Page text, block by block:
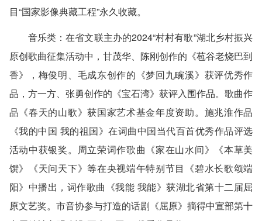
目“国家影像典藏工程”永久收藏。
音乐类 ：在省文联主办的2024“村村有歌”湖北乡村振兴
原创歌曲征集活动中，甘茂华、陈刚创作的《苞谷老烧巴到
香》，梅俊明、毛成东创作的《梦回九畹溪》获评优秀作
品，方一方、张勇创作的《宝石湾》获评入围作品。歌曲作
品《春天的山歌》获国家艺术基金年度资助。施兆淮作品
《我的中国 我的祖国》在词曲中国当代百首优秀作品评选
活动中获银奖。周立荣词作歌曲《家在山水间》《本草美
馔》《天问天下》等在央视端午特别节目《碧水长歌颂端
阳》中播出，词作歌曲《我能 我能》获湖北省第十二届屈
原文艺奖。市音协参与打造的话剧《屈原》摘得中宣部第十